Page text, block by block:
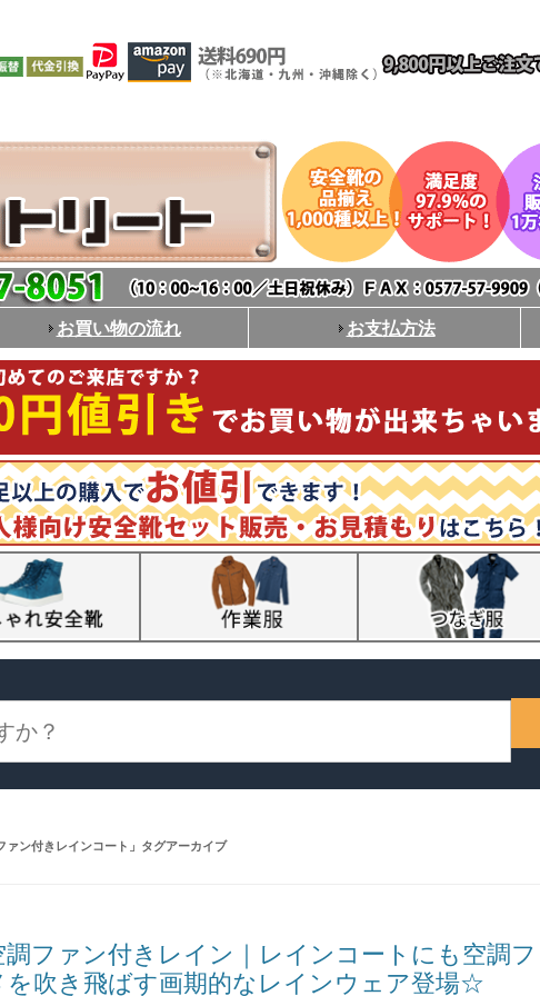
お買い物の流れ お支払方法
ァン付きレインコート 」タグアーカイブ
調ファン付きレイン｜レインコートにも空調
を吹き飛ばす画期的なレインウェア登場☆